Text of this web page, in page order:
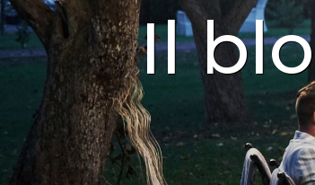
Il